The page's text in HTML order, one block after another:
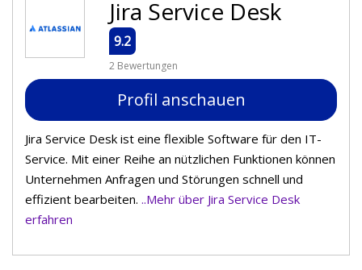
Jira Service Desk
9.2
2 Bewertungen
Profil anschauen
Jira Service Desk ist eine flexible Software für den IT-
Service. Mit einer Reihe an nützlichen Funktionen können
Unternehmen Anfragen und Störungen schnell und
effizient bearbeiten. ..Mehr über Jira Service Desk
erfahren